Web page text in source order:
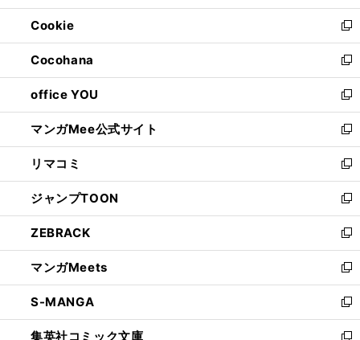
開
く
ウ
で
開
く
ン
ド
ウ
で
開
く
ウ
ィ
ン
ド
ウ
で
開
く
Cookie
新
し
い
ウ
ィ
ン
ド
ウ
で
開
く
Cocohana
新
し
い
ウ
ィ
ン
ド
ウ
で
開
く
office YOU
新
し
い
ウ
ィ
ン
ド
ウ
で
開
く
マンガMee公式サイト
新
し
い
ウ
ィ
ン
ド
ウ
で
開
く
リマコミ
新
し
い
ウ
ィ
ン
ド
ウ
で
開
く
ジャンプTOON
新
し
い
ウ
ィ
ン
ド
ウ
で
ZEBRACK
新
し
い
ウ
ィ
ン
マンガMeets
新
し
い
ウ
S-MANGA
新
し
集英社コミック文庫